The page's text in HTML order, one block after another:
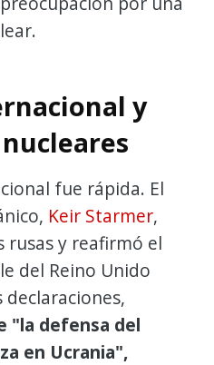
y
fue rápida. El
Keir Starmer,
rusas y reafirmó el
del Reino Unido
declaraciones,
"la defensa del
en Ucrania",